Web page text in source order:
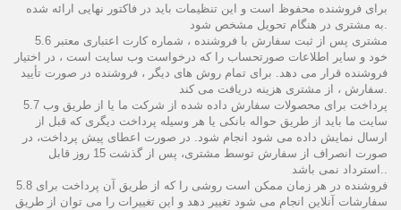
برای فروشنده محفوظ است و این تنظیمات باید در فاکتور نهایی ارائه شده
به مشتری در هنگام تحویل مشخص شود.
5.6 مشتری پس از ثبت سفارش با فروشنده ، شماره کارت اعتباری معتبر
خود و سایر اطلاعات صورتحساب را که درخواست وب سایت است ، در اختیار
فروشنده قرار می دهد. برای تمام روش های دیگر ، فروشنده در صورت تأیید
سفارش ، از مشتری هزینه دریافت می کند.
5.7 پرداخت برای محصولات سفارش داده شده از شرکت ما یا از طریق وب
سایت ما باید از طریق حواله بانکی یا هر وسیله پرداخت دیگری که قبل از
ارسال نمایش داده می شود انجام شود. در صورت اعطای پیش پرداخت، در
صورت انصراف از سفارش توسط مشتری، پس از گذشت 15 روز قابل
استرداد نمی باشد..
5.8 فروشنده در هر زمان ممکن است روشی را که از طریق آن پرداخت برای
سفارشات آنلاین انجام می شود تغییر دهد و این تغییرات را می توان از طریق